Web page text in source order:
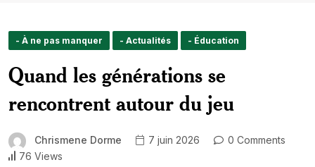
- À ne pas manquer - Actualités - Éducation
Quand les générations se
rencontrent autour du jeu
Chrismene Dorme 7 juin 2026
0 Comments
76 Views